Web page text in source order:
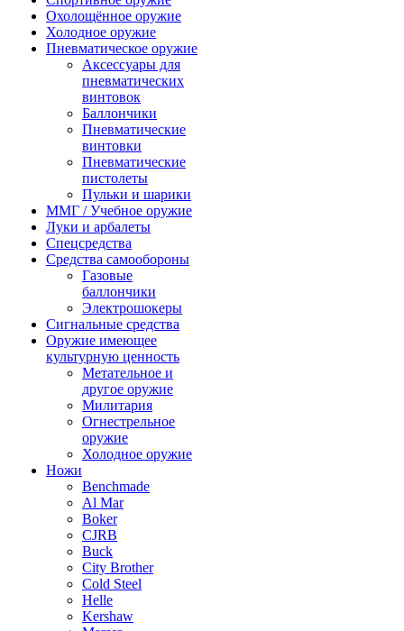
Охолощённое оружие
Холодное оружие
Пневматическое оружие
Аксессуары для
пневматических
винтовок
Баллончики
Пневматические
винтовки
Пневматические
пистолеты
Пульки и шарики
ММГ / Учебное оружие
Луки и арбалеты
Спецсредства
Средства самообороны
Газовые
баллончики
Электрошокеры
Сигнальные средства
Оружие имеющее
культурную ценность
Метательное и
другое оружие
Милитария
Огнестрельное
оружие
Холодное оружие
Ножи
Benchmade
Al Mar
Boker
CJRB
Buck
City Brother
Cold Steel
Helle
Kershaw